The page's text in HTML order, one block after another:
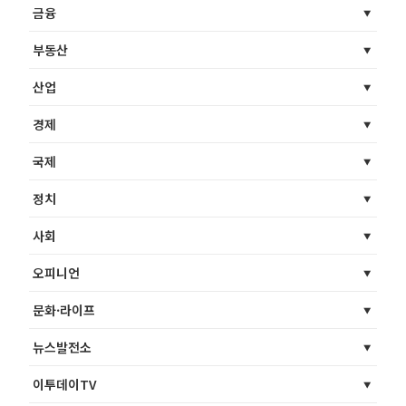
금융
부동산
산업
경제
국제
정치
사회
오피니언
문화·라이프
뉴스발전소
이투데이TV